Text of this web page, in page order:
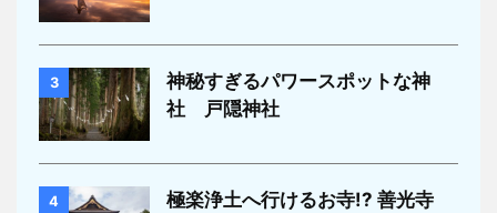
3
神秘すぎるパワースポットな神
社 戸隠神社
4 極楽浄土へ行けるお寺!? 善光寺